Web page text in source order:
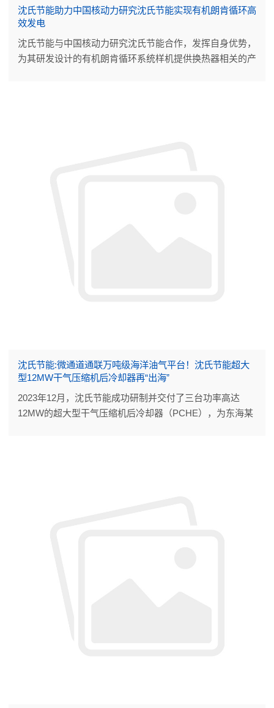
沈氏节能助力中国核动力研究沈氏节能实现有机朗肯循环高
效发电
沈氏节能与中国核动力研究沈氏节能合作，发挥自身优势，
为其研发设计的有机朗肯循环系统样机提供换热器相关的产
沈氏节能:微通道通联万吨级海洋油气平台！沈氏节能超大
型12MW干气压缩机后冷却器再“出海”
2023年12月，沈氏节能成功研制并交付了三台功率高达
12MW的超大型干气压缩机后冷却器（PCHE），为东海某